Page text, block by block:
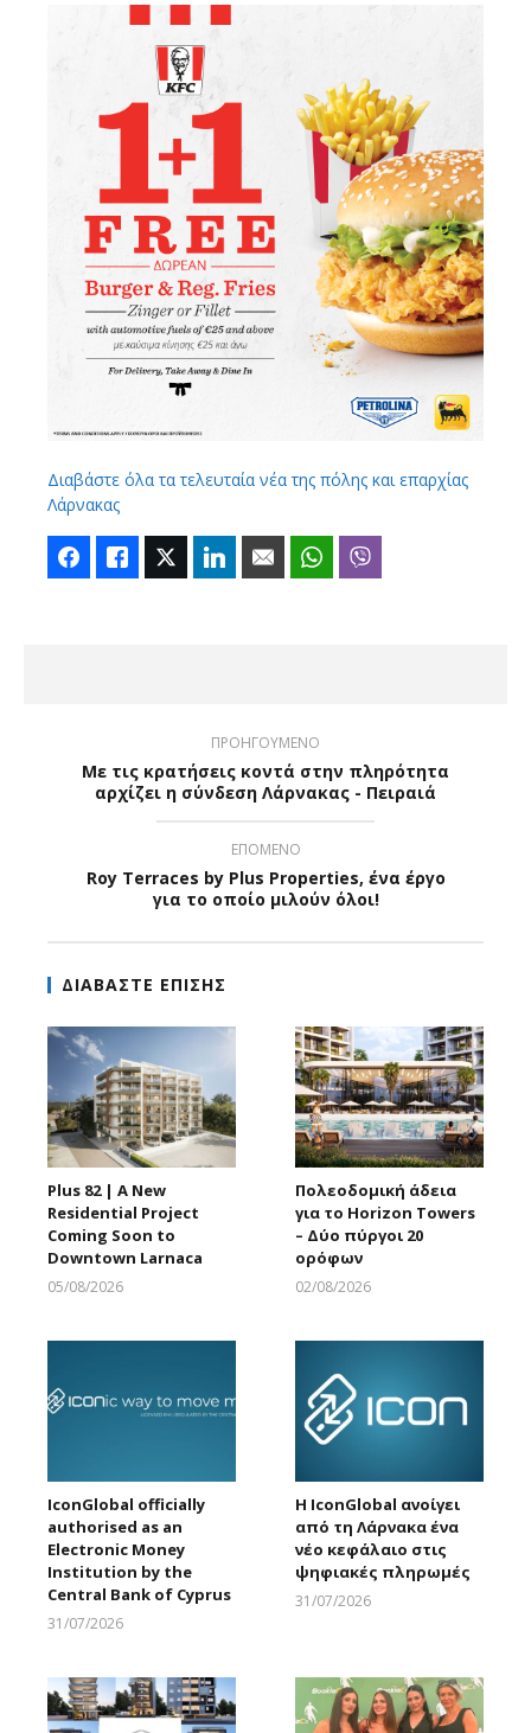
Διαβάστε όλα τα τελευταία νέα της πόλης και επαρχίας
Λάρνακας
FacebookLike Twitter LinkedIn Email WhatsApp
ΠΡΟΗΓΟΥΜΕΝΟ
Με τις κρατήσεις κοντά στην πληρότητα
αρχίζει η σύνδεση Λάρνακας - Πειραιά
ΕΠΟΜΕΝΟ
Roy Terraces by Plus Properties, ένα έργο
για το οποίο μιλούν όλοι!
ΔΙΑΒΑΣΤΕ ΕΠΙΣΗΣ
Plus 82 | A New
Residential Project
Coming Soon to
Downtown Larnaca
05/08/2026
Πολεοδομική άδεια
για το Horizon Towers
– Δύο πύργοι 20
ορόφων
02/08/2026
IconGlobal officially
authorised as an
Electronic Money
Institution by the
Central Bank of Cyprus
31/07/2026
Η IconGlobal ανοίγει
από τη Λάρνακα ένα
νέο κεφάλαιο στις
ψηφιακές πληρωμές
31/07/2026